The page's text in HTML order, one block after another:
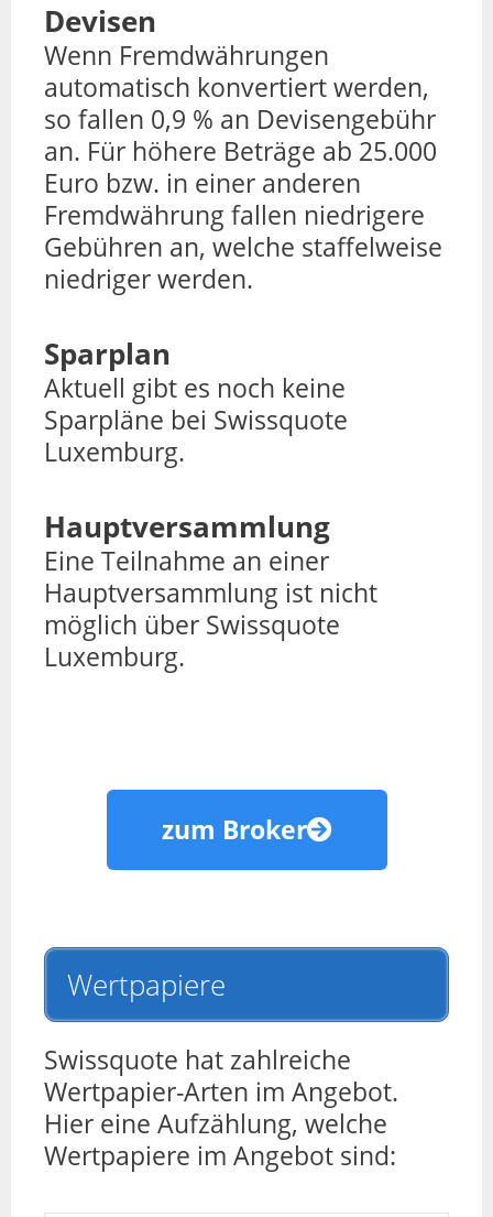
Devisen
Wenn Fremdwährungen
automatisch konvertiert werden,
so fallen 0,9 % an Devisengebühr
an. Für höhere Beträge ab 25.000
Euro bzw. in einer anderen
Fremdwährung fallen niedrigere
Gebühren an, welche staffelweise
niedriger werden.
Sparplan
Aktuell gibt es noch keine
Sparpläne bei Swissquote
Luxemburg.
Hauptversammlung
Eine Teilnahme an einer
Hauptversammlung ist nicht
möglich über Swissquote
Luxemburg.
zum Broker
Wertpapiere
Swissquote hat zahlreiche
Wertpapier-Arten im Angebot.
Hier eine Aufzählung, welche
Wertpapiere im Angebot sind: